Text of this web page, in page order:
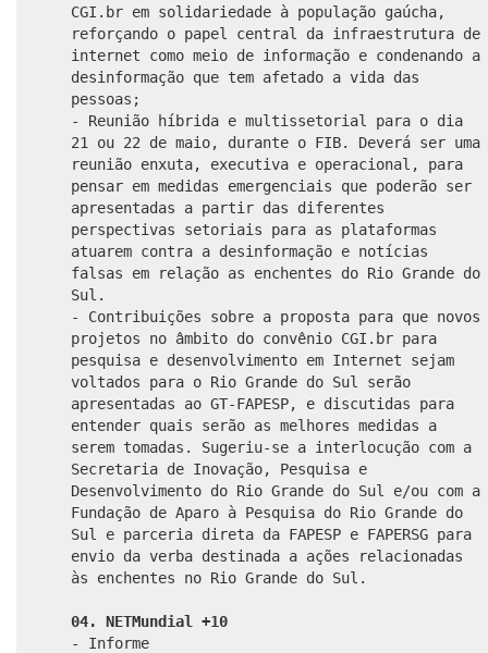
CGI.br em solidariedade à população gaúcha,
reforçando o papel central da infraestrutura de
internet como meio de informação e condenando a
desinformação que tem afetado a vida das
pessoas;
- Reunião híbrida e multissetorial para o dia
21 ou 22 de maio, durante o FIB. Deverá ser uma
reunião enxuta, executiva e operacional, para
pensar em medidas emergenciais que poderão ser
apresentadas a partir das diferentes
perspectivas setoriais para as plataformas
atuarem contra a desinformação e notícias
falsas em relação as enchentes do Rio Grande do
Sul.
- Contribuições sobre a proposta para que novos
projetos no âmbito do convênio CGI.br para
pesquisa e desenvolvimento em Internet sejam
voltados para o Rio Grande do Sul serão
apresentadas ao GT-FAPESP, e discutidas para
entender quais serão as melhores medidas a
serem tomadas. Sugeriu-se a interlocução com a
Secretaria de Inovação, Pesquisa e
Desenvolvimento do Rio Grande do Sul e/ou com a
Fundação de Aparo à Pesquisa do Rio Grande do
Sul e parceria direta da FAPESP e FAPERSG para
envio da verba destinada a ações relacionadas
às enchentes no Rio Grande do Sul.
04. NETMundial +10
- Informe